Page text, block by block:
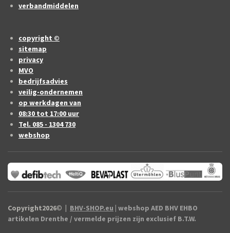
verbandmiddelen
copyright ©
sitemap
privacy
MVO
bedrijfsadvies
veilig-ondernemen
op werkdagen van
08:30 tot 17:00 uur
Tel. 085 - 1304 730
webshop
Copyright2026© | BHV-SHOP.eu | webshop AED BHV EHBO
artikelen Drenthe / vermelde prijzen zijn exclusief B.T.W.